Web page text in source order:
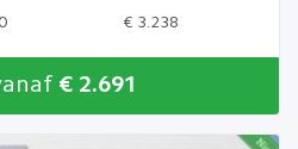
€ 3.238
€ 2.691